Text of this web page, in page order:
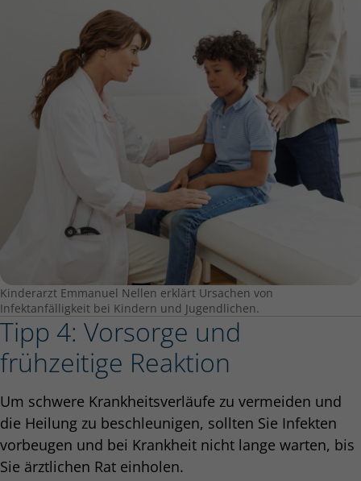
Kinderarzt Emmanuel Nellen erklärt Ursachen von
Infektanfälligkeit bei Kindern und Jugendlichen.
Tipp 4: Vorsorge und
frühzeitige Reaktion
Um schwere Krankheitsverläufe zu vermeiden und
die Heilung zu beschleunigen, sollten Sie Infekten
vorbeugen und bei Krankheit nicht lange warten, bis
Sie ärztlichen Rat einholen.